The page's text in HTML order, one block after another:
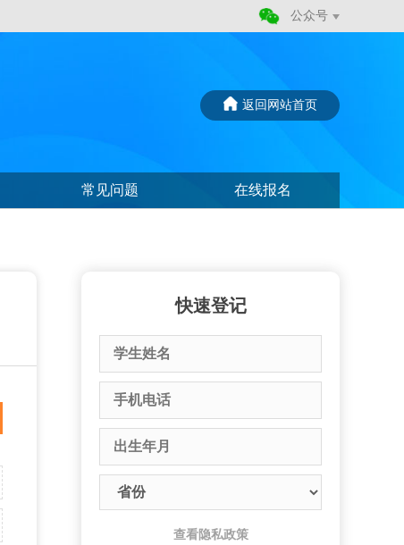
公众号
返回网站首页
常见问题 在线报名
快速登记
查看隐私政策